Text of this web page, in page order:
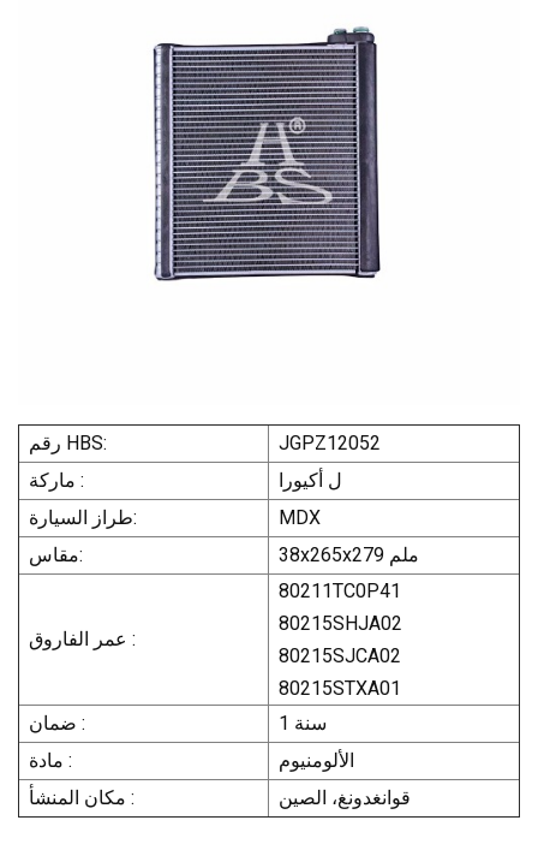
رقم HBS:
JGPZ12052
ماركة :
ل أكيورا
طراز السيارة:
MDX
مقاس:
38x265x279 ملم
عمر الفاروق :
80211TC0P41
80215SHJA02
80215SJCA02
80215STXA01
ضمان :
1 سنة
مادة :
الألومنيوم
مكان المنشأ :
قوانغدونغ، الصين